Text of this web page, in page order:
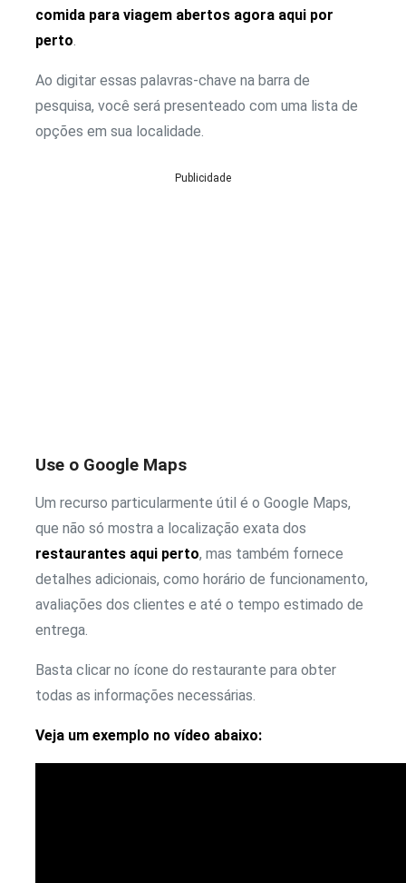
comida para viagem abertos agora aqui por
perto.
Ao digitar essas palavras-chave na barra de
pesquisa, você será presenteado com uma lista de
opções em sua localidade.
Publicidade
Use o Google Maps
Um recurso particularmente útil é o Google Maps,
que não só mostra a localização exata dos
restaurantes aqui perto, mas também fornece
detalhes adicionais, como horário de funcionamento,
avaliações dos clientes e até o tempo estimado de
entrega.
Basta clicar no ícone do restaurante para obter
todas as informações necessárias.
Veja um exemplo no vídeo abaixo: